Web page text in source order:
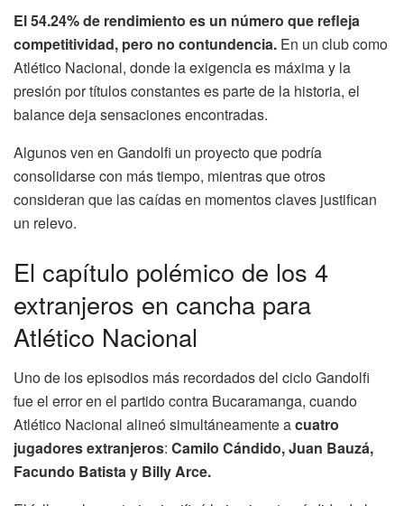
El 54.24% de rendimiento es un número que refleja
competitividad, pero no contundencia. En un club como
Atlético Nacional, donde la exigencia es máxima y la
presión por títulos constantes es parte de la historia, el
balance deja sensaciones encontradas.
Algunos ven en Gandolfi un proyecto que podría
consolidarse con más tiempo, mientras que otros
consideran que las caídas en momentos claves justifican
un relevo.
El capítulo polémico de los 4
extranjeros en cancha para
Atlético Nacional
Uno de los episodios más recordados del ciclo Gandolfi
fue el error en el partido contra Bucaramanga, cuando
Atlético Nacional alineó simultáneamente acuatro
jugadores extranjeros: Camilo Cándido, Juan Bauzá,
Facundo Batista y Billy Arce.